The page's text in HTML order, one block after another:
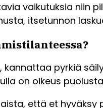
vaikutuksia niin
itsetunnon
kannattaa pyrkiä
on oikeus
että et hyväksy